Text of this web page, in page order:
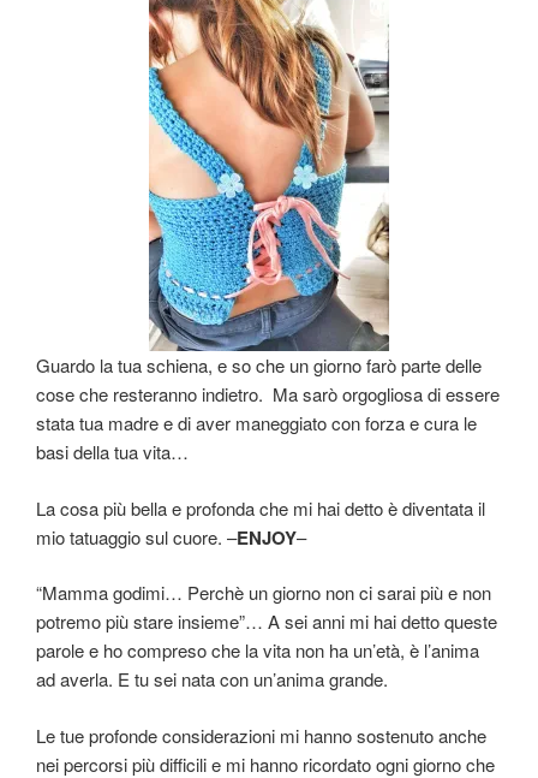
Guardo la tua schiena, e so che un giorno farò parte delle
cose che resteranno indietro. Ma sarò orgogliosa di essere
stata tua madre e di aver maneggiato con forza e cura le
basi della tua vita…
La cosa più bella e profonda che mi hai detto è diventata il
mio tatuaggio sul cuore. –ENJOY–
“Mamma godimi… Perchè un giorno non ci sarai più e non
potremo più stare insieme”… A sei anni mi hai detto queste
parole e ho compreso che la vita non ha un’età, è l’anima
ad averla. E tu sei nata con un’anima grande.
Le tue profonde considerazioni mi hanno sostenuto anche
nei percorsi più difficili e mi hanno ricordato ogni giorno che